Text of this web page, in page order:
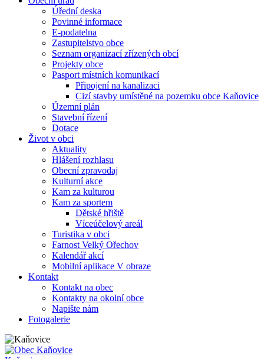
Úřední deska
Povinné informace
E-podatelna
Zastupitelstvo obce
Seznam organizací zřízených obcí
Projekty obce
Pasport místních komunikací
Připojení na kanalizaci
Cizí stavby umístěné na pozemku obce Kaňovice
Územní plán
Stavební řízení
Dotace
Život v obci
Aktuality
Hlášení rozhlasu
Obecní zpravodaj
Kulturní akce
Kam za kulturou
Kam za sportem
Dětské hřiště
Víceúčelový areál
Turistika v obci
Farnost Velký Ořechov
Kalendář akcí
Mobilní aplikace V obraze
Kontakt
Kontakt na obec
Kontakty na okolní obce
Napište nám
Fotogalerie